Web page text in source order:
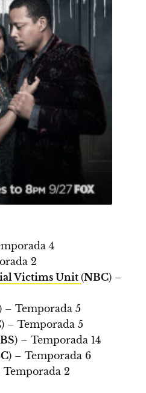
4
2
Victims Unit (NBC) –
– Temporada 5
) – Temporada 5
) – Temporada 14
) – Temporada 6
Temporada 2